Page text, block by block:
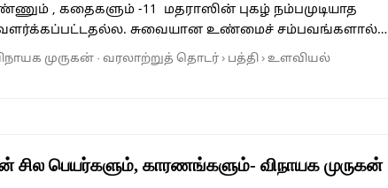
, கதைகளும் -11 மதராஸின் புகழ் நம்பமுடியாத
சுவையான உண்மைச் சம்பவங்களால்…
முருகன் ·வரலாற்றுத் தொடர்› பத்தி›உளவியல்
பெயர்களும், காரணங்களும்- விநாயக முருகன்